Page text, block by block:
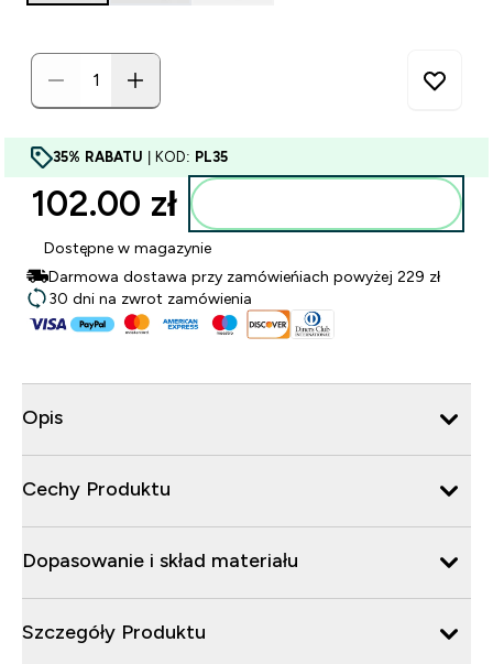
35% RABATU | KOD: PL35
102.00 zł‎
Dostępne w magazynie
Darmowa dostawa przy zamówieńiach powyżej 229 zł
30 dni na zwrot zamówienia
Opis
Cechy Produktu
Dopasowanie i skład materiału
Szczegóły Produktu